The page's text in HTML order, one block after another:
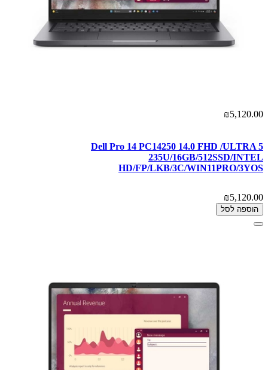
₪5,120.00
Dell Pro 14 PC14250 14.0 FHD /ULTRA 5
235U/16GB/512SSD/INTEL
HD/FP/LKB/3C/WIN11PRO/3YOS
₪5,120.00
הוספה לסל